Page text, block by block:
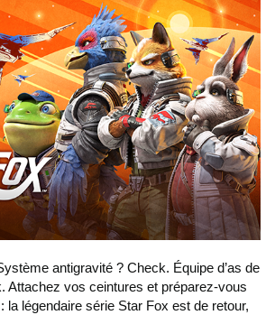
antigravité ? Check. Équipe d’as de
Attachez vos ceintures et préparez-vous
la légendaire série Star Fox est de retour,